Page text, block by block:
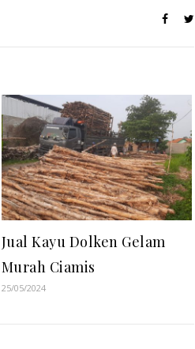
Jual Kayu Dolken Gelam
Murah Ciamis
25/05/2024